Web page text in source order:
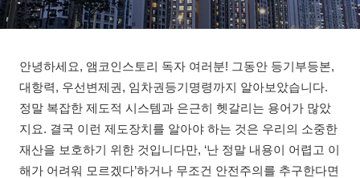
안녕하세요, 앰코인스토리 독자 여러분! 그동안 등기부등본,
대항력, 우선변제권, 임차권등기명령까지 알아보았습니다.
정말 복잡한 제도적 시스템과 은근히 헷갈리는 용어가 많았
지요. 결국 이런 제도장치를 알아야 하는 것은 우리의 소중한
재산을 보호하기 위한 것입니다만, ‘난 정말 내용이 어렵고 이
해가 어려워 모르겠다’하거나 무조건 안전주의를 추구한다면